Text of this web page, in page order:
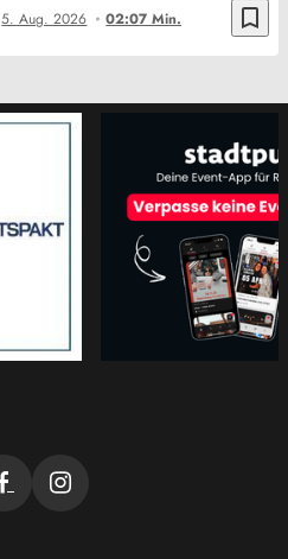
bookmark_border
5. Aug. 2026 02:07 Min.